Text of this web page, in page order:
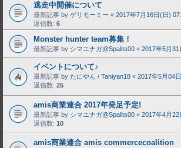
逃走中開催について
最新記事 by ゲリモーミー « 2017年7月16日(日)
返信数: 6
Monster hunter team募集！
最新記事 by シマエナガ@Spalits00 « 2017年5月
イベントについて♪
最新記事 by たにやん / Taniyan18 « 2017年5月04
返信数: 25
amis商業連合 2017年発足予定!
最新記事 by シマエナガ@Spalits00 « 2017年4月
返信数: 10
amis商業連合 amis commercecoalition